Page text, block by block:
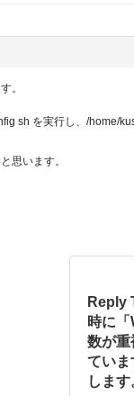
。
sh を実行し、/home/
思います。
Reply
時に
数が重
ていま
します